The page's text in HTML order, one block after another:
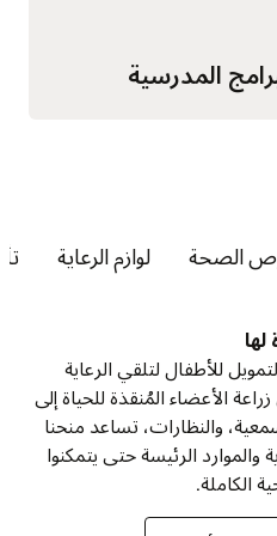
المدرسية
الصحة لوازم الرعاية
لها
للأطفال لتلقي الرعاية
الأعضاء المُنقذة للحياة إلى
والنظارات، تساعد منحنا
الرئيسة حتى يتمكنوا
الكاملة.